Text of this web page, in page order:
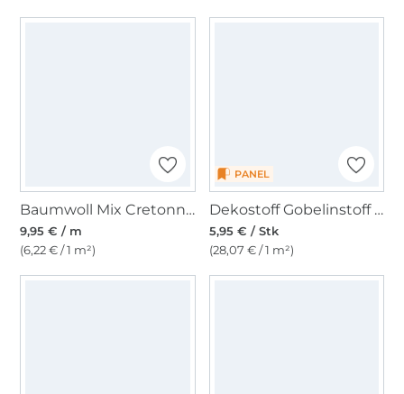
Baumwoll Mix Cretonne Tukan, multicolor
9,95 € / m
(6,22 € / 1 m²)
PANEL
Dekostoff Gobelinstoff Panel Royal Cat, 46 x 46 cm
5,95 € / Stk
(28,07 € / 1 m²)